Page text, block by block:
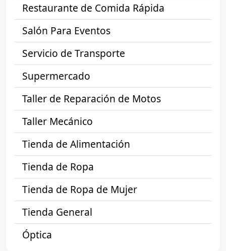
Restaurante de Comida Rápida
Salón Para Eventos
Servicio de Transporte
Supermercado
Taller de Reparación de Motos
Taller Mecánico
Tienda de Alimentación
Tienda de Ropa
Tienda de Ropa de Mujer
Tienda General
Óptica